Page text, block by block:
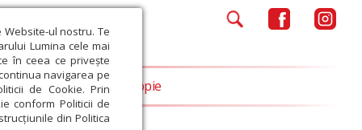
ul nostru. Te
Lumina cele mai
în ceea ce privește
navigarea pe
de Cookie. Prin
conform Politicii de
din Politica
Opinii Filantropie